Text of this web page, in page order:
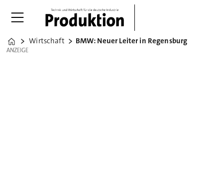
Home
Wirtschaft BMW: Neuer Leiter in Regensburg
ANZEIGE
ANZEIGE